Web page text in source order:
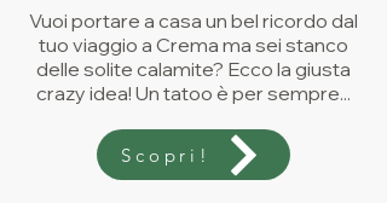
Vuoi portare a casa un bel ricordo dal
tuo viaggio a Crema ma sei stanco
delle solite calamite? Ecco la giusta
crazy idea! Un tatoo è per sempre...
Scopri!